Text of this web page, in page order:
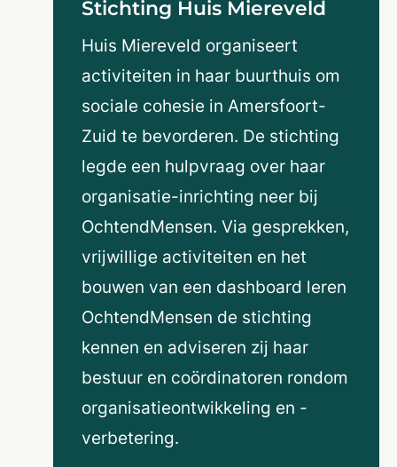
Stichting Huis Miereveld
Huis Miereveld organiseert
activiteiten in haar buurthuis om
sociale cohesie in Amersfoort-
Zuid te bevorderen. De stichting
legde een hulpvraag over haar
organisatie-inrichting neer bij
OchtendMensen. Via gesprekken,
vrijwillige activiteiten en het
bouwen van een dashboard leren
OchtendMensen de stichting
kennen en adviseren zij haar
bestuur en coördinatoren rondom
organisatieontwikkeling en -
verbetering.